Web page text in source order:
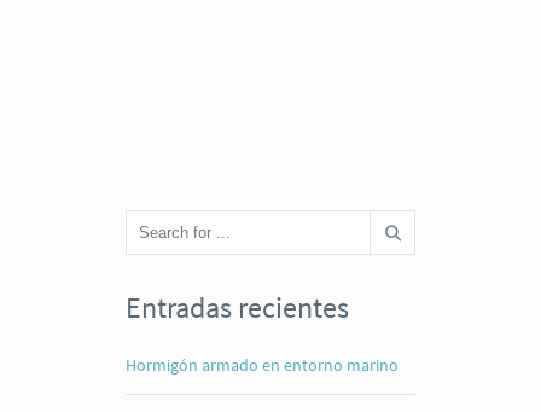
Entradas recientes
Hormigón armado en entorno marino